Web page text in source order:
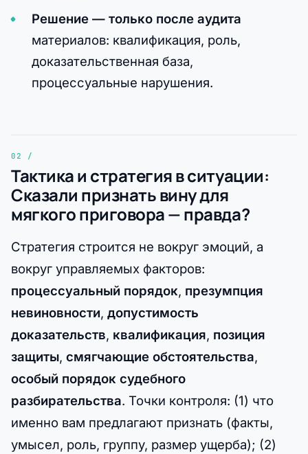
Решение — только после аудита
материалов: квалификация, роль,
доказательственная база,
процессуальные нарушения.
Тактика и стратегия в ситуации:
Сказали признать вину для
мягкого приговора — правда?
Стратегия строится не вокруг эмоций, а
вокруг управляемых факторов:
процессуальный порядок, презумпция
невиновности, допустимость
доказательств, квалификация, позиция
защиты, смягчающие обстоятельства,
особый порядок судебного
разбирательства. Точки контроля: (1) что
именно вам предлагают признать (факты,
умысел, роль, группу, размер ущерба); (2)